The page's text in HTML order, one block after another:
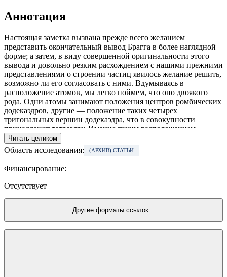
Аннотация
Настоящая заметка вызвана прежде всего желанием
представить окончательный вывод Брагга в более наглядной
форме; а затем, в виду совершенной оригинальности этого
вывода и довольно резким расхождением с нашими прежними
представлениями о строении частиц явилось желание решить,
возможно ли его согласовать с ними. Вдумываясь в
расположение атомов, мы легко поймем, что оно двоякого
рода. Одни атомы занимают положения центров ромбических
додекаэдров, другие — положение таких четырех
тригональных вершин додекаэдра, что в совокупности
принадлежат тетраэдру. Именно таким расположением
обусловливается гексакис — тетраэдрический вид симметрии,
и, хотя расположение центров частиц одних соответствует
додекаэдрической структуре, но дело изменяется
расположением других атомов.
Читать целиком
Область исследования: (АРХИВ) СТАТЬИ
Финансирование:
Отсутствует
Другие форматы ссылок